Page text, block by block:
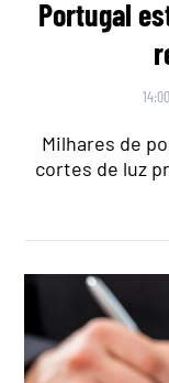
Portugal
Milhares de
cortes de luz